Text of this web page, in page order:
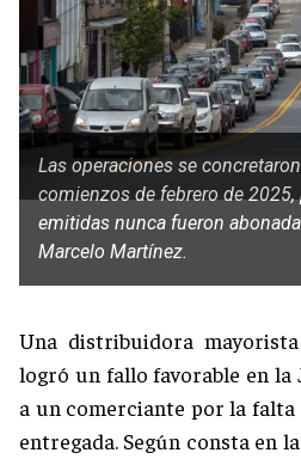
Las operaciones se
comienzos de febrero de
emitidas nunca fueron
Marcelo Martínez.
Una distribuidora
logró un fallo favorable en la
a un comerciante por la falta
entregada. Según consta en